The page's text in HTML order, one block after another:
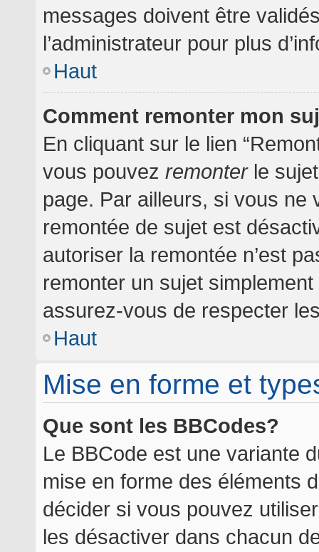
messages doivent être
l’administrateur pour plus
Haut
Comment remonter mon
En cliquant sur le lien
vous pouvez remonterle
page. Par ailleurs, si vous ne
remontée de sujet est
autoriser la remontée n’est
remonter un sujet
assurez-vous de respecter
Haut
Mise en forme et
Que sont les BBCodes?
Le BBCode est une variante
mise en forme des éléments
décider si vous pouvez
les désactiver dans chacun